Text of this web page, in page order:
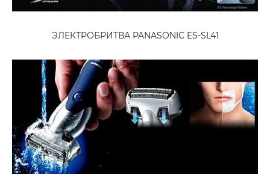
ЭЛЕКТРОБРИТВА PANASONIC ES-SL41